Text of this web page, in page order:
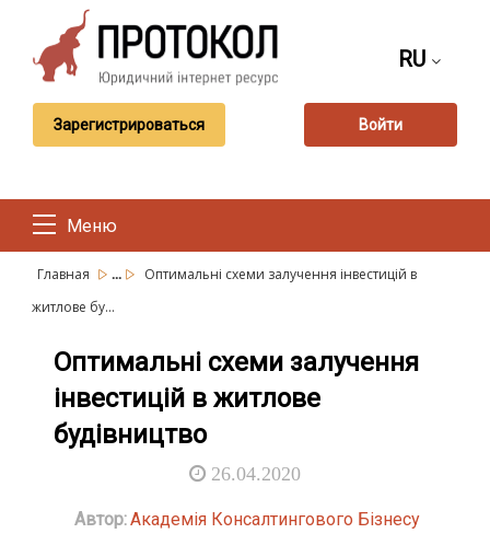
RU
Зарегистрироваться Войти
Меню
Главная ...
Оптимальні схеми залучення інвестицій в
житлове бу...
Оптимальні схеми залучення
інвестицій в житлове
будівництво
26.04.2020
Автор:Академія Консалтингового Бізнесу